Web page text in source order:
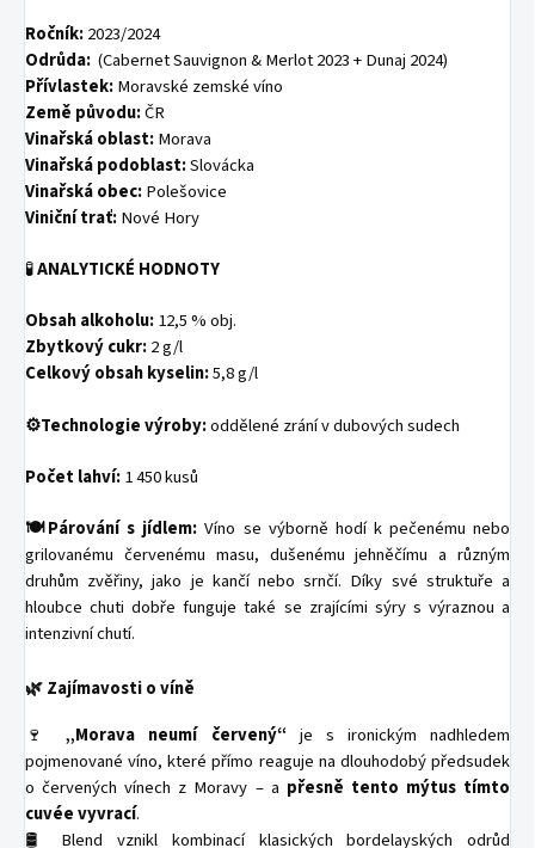
Ročník:2023/2024
Odrůda: (Cabernet Sauvignon & Merlot 2023 + Dunaj 2024)
Přívlastek:Moravské zemské víno
Země původu:ČR
Vinařská oblast:Morava
Vinařská podoblast:Slovácka
Vinařská obec:Polešovice
Viniční trať:Nové Hory
🧪ANALYTICKÉ HODNOTY
Obsah alkoholu:12,5 % obj.
Zbytkový cukr:2 g/l
Celkový obsah kyselin:5,8 g/l
⚙️Technologie výroby:oddělené zrání v dubových sudech
Počet lahví:1 450 kusů
🍽️Párování s jídlem:Víno se výborně hodí k pečenému nebo
grilovanému červenému masu, dušenému jehněčímu a různým
druhům zvěřiny, jako je kančí nebo srnčí. Díky své struktuře a
hloubce chuti dobře funguje také se zrajícími sýry s výraznou a
intenzivní chutí.
🌿 Zajímavosti o víně
🍷„Morava neumí červený“je s ironickým nadhledem
pojmenované víno, které přímo reaguje na dlouhodobý předsudek
o červených vínech z Moravy – a přesně tento mýtus tímto
cuvée vyvrací.
🛢️ Blend vznikl kombinací klasických bordelayských odrůd